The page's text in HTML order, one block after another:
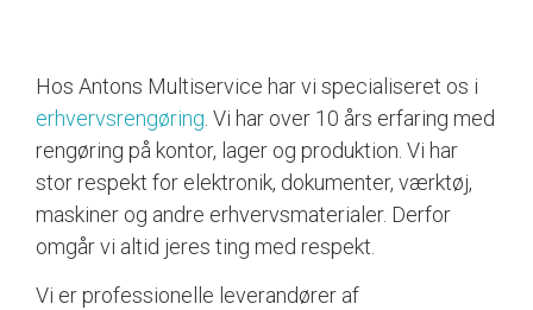
Hos Antons Multiservice har vi specialiseret os i
erhvervsrengøring . Vi har over 10 års erfaring med
rengøring på kontor, lager og produktion. Vi har
stor respekt for elektronik, dokumenter, værktøj,
maskiner og andre erhvervsmaterialer. Derfor
omgår vi altid jeres ting med respekt.
Vi er professionelle leverandører af